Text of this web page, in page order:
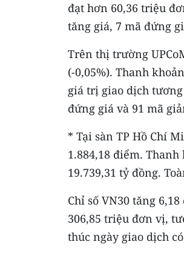
đạt hơn 60,36 triệu
tăng giá, 7 mã đứng
Trên thị trường
(-0,05%). Thanh
giá trị giao dịch
đứng giá và 91 mã
* Tại sàn TP Hồ Chí
1.884,18 điểm.
19.739,31 tỷ đồng.
Chỉ số VN30 tăng
306,85 triệu đơn vị,
thúc ngày giao dịch